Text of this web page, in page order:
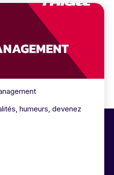
humeurs, devenez